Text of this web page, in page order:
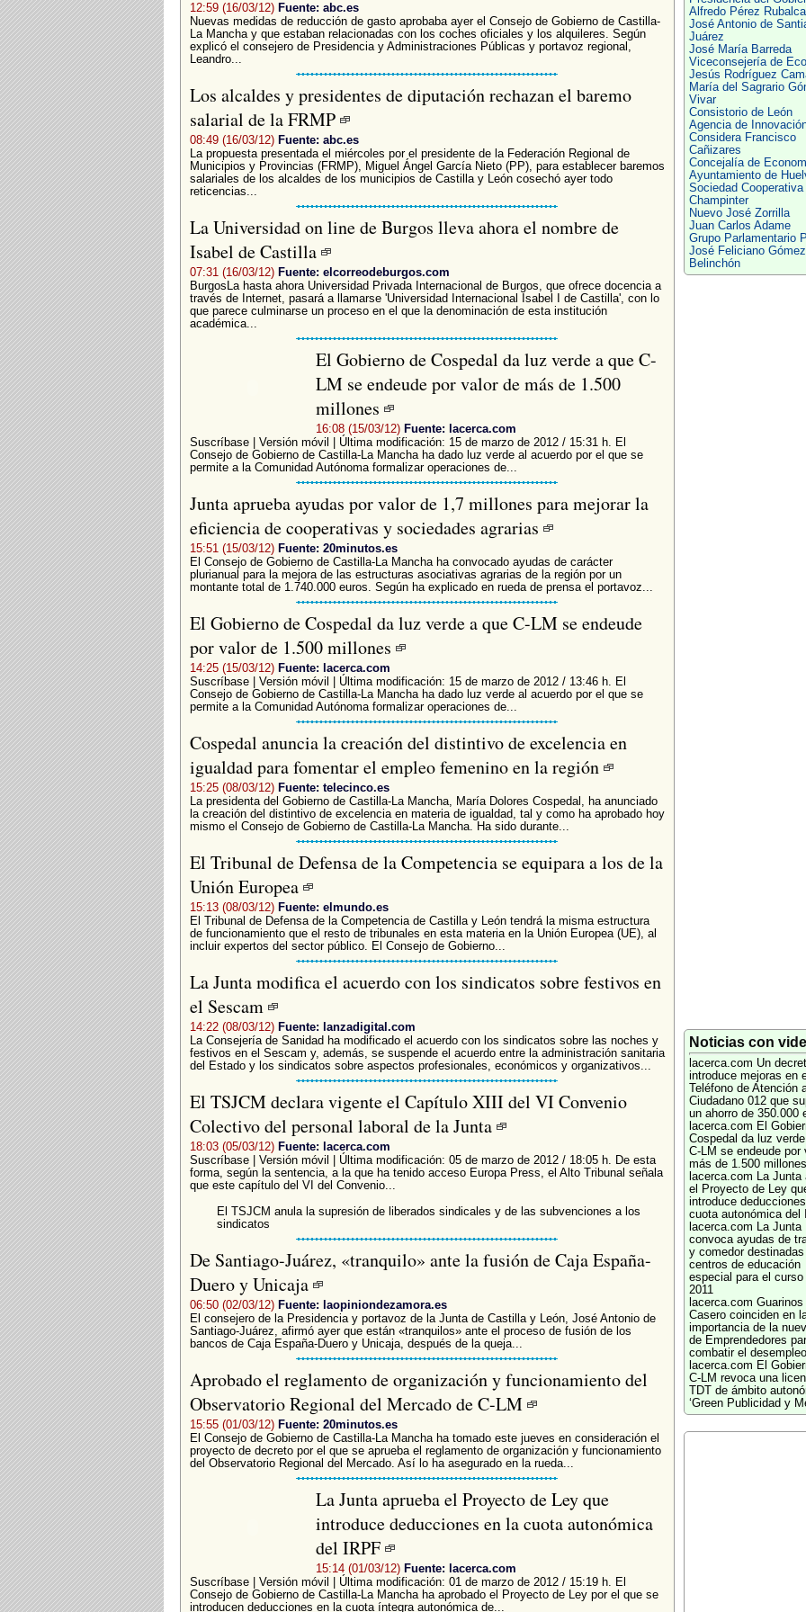
12:59 (16/03/12) Fuente: abc.es
Nuevas medidas de reducción de gasto aprobaba ayer el Consejo de Gobierno de Castilla-
La Mancha y que estaban relacionadas con los coches oficiales y los alquileres. Según
explicó el consejero de Presidencia y Administraciones Públicas y portavoz regional,
Leandro...
Los alcaldes y presidentes de diputación rechazan el baremo
salarial de la FRMP
08:49 (16/03/12) Fuente: abc.es
La propuesta presentada el miércoles por el presidente de la Federación Regional de
Municipios y Provincias (FRMP), Miguel Ángel García Nieto (PP), para establecer baremos
salariales de los alcaldes de los municipios de Castilla y León cosechó ayer todo
reticencias...
La Universidad on line de Burgos lleva ahora el nombre de
Isabel de Castilla
07:31 (16/03/12) Fuente: elcorreodeburgos.com
BurgosLa hasta ahora Universidad Privada Internacional de Burgos, que ofrece docencia a
través de Internet, pasará a llamarse 'Universidad Internacional Isabel I de Castilla', con lo
que parece culminarse un proceso en el que la denominación de esta institución
académica...
El Gobierno de Cospedal da luz verde a que C-
LM se endeude por valor de más de 1.500
millones
16:08 (15/03/12) Fuente: lacerca.com
Suscríbase | Versión móvil | Última modificación: 15 de marzo de 2012 / 15:31 h. El
Consejo de Gobierno de Castilla-La Mancha ha dado luz verde al acuerdo por el que se
permite a la Comunidad Autónoma formalizar operaciones de...
Junta aprueba ayudas por valor de 1,7 millones para mejorar la
eficiencia de cooperativas y sociedades agrarias
15:51 (15/03/12) Fuente: 20minutos.es
El Consejo de Gobierno de Castilla-La Mancha ha convocado ayudas de carácter
plurianual para la mejora de las estructuras asociativas agrarias de la región por un
montante total de 1.740.000 euros. Según ha explicado en rueda de prensa el portavoz...
El Gobierno de Cospedal da luz verde a que C-LM se endeude
por valor de 1.500 millones
14:25 (15/03/12) Fuente: lacerca.com
Suscríbase | Versión móvil | Última modificación: 15 de marzo de 2012 / 13:46 h. El
Consejo de Gobierno de Castilla-La Mancha ha dado luz verde al acuerdo por el que se
permite a la Comunidad Autónoma formalizar operaciones de...
Cospedal anuncia la creación del distintivo de excelencia en
igualdad para fomentar el empleo femenino en la región
15:25 (08/03/12) Fuente: telecinco.es
La presidenta del Gobierno de Castilla-La Mancha, María Dolores Cospedal, ha anunciado
la creación del distintivo de excelencia en materia de igualdad, tal y como ha aprobado hoy
mismo el Consejo de Gobierno de Castilla-La Mancha. Ha sido durante...
El Tribunal de Defensa de la Competencia se equipara a los de la
Unión Europea
15:13 (08/03/12) Fuente: elmundo.es
El Tribunal de Defensa de la Competencia de Castilla y León tendrá la misma estructura
de funcionamiento que el resto de tribunales en esta materia en la Unión Europea (UE), al
incluir expertos del sector público. El Consejo de Gobierno...
La Junta modifica el acuerdo con los sindicatos sobre festivos en
el Sescam
14:22 (08/03/12) Fuente: lanzadigital.com
La Consejería de Sanidad ha modificado el acuerdo con los sindicatos sobre las noches y
festivos en el Sescam y, además, se suspende el acuerdo entre la administración sanitaria
del Estado y los sindicatos sobre aspectos profesionales, económicos y organizativos...
El TSJCM declara vigente el Capítulo XIII del VI Convenio
Colectivo del personal laboral de la Junta
18:03 (05/03/12) Fuente: lacerca.com
Suscríbase | Versión móvil | Última modificación: 05 de marzo de 2012 / 18:05 h. De esta
forma, según la sentencia, a la que ha tenido acceso Europa Press, el Alto Tribunal señala
que este capítulo del VI del Convenio...
El TSJCM anula la supresión de liberados sindicales y de las subvenciones a los
sindicatos
De Santiago-Juárez, «tranquilo» ante la fusión de Caja España-
Duero y Unicaja
06:50 (02/03/12) Fuente: laopiniondezamora.es
El consejero de la Presidencia y portavoz de la Junta de Castilla y León, José Antonio de
Santiago-Juárez, afirmó ayer que están «tranquilos» ante el proceso de fusión de los
bancos de Caja España-Duero y Unicaja, después de la queja...
Aprobado el reglamento de organización y funcionamiento del
Observatorio Regional del Mercado de C-LM
15:55 (01/03/12) Fuente: 20minutos.es
El Consejo de Gobierno de Castilla-La Mancha ha tomado este jueves en consideración el
proyecto de decreto por el que se aprueba el reglamento de organización y funcionamiento
del Observatorio Regional del Mercado. Así lo ha asegurado en la rueda...
La Junta aprueba el Proyecto de Ley que
introduce deducciones en la cuota autonómica
del IRPF
15:14 (01/03/12) Fuente: lacerca.com
Suscríbase | Versión móvil | Última modificación: 01 de marzo de 2012 / 15:19 h. El
Consejo de Gobierno de Castilla-La Mancha ha aprobado el Proyecto de Ley por el que se
introducen deducciones en la cuota íntegra autonómica de...
Alfredo Pérez
José Antonio de
Juárez
José María Barreda
Viceconsejería de
Jesús Rodríguez
María del Sagrario
Vivar
Consistorio de León
Agencia de
Considera Francisco
Cañizares
Concejalía de
Ayuntamiento de
Sociedad Cooperativa
Champinter
Nuevo José Zorrilla
Juan Carlos Adame
Grupo Parlamentario
José Feliciano Gómez
Belinchón
Noticias con
lacerca.com Un
introduce mejoras en
Teléfono de Atención
Ciudadano 012 que
un ahorro de 350.000
lacerca.com El
Cospedal da luz
C-LM se endeude por
más de 1.500 millones
lacerca.com La Junta
el Proyecto de Ley
introduce
cuota autonómica del
lacerca.com La Junta
convoca ayudas de
y comedor destinadas
centros de educación
especial para el curso
2011
lacerca.com Guarinos
Casero coinciden en
importancia de la
de Emprendedores
combatir el desempleo
lacerca.com El
C-LM revoca una
TDT de ámbito
‘Green Publicidad y